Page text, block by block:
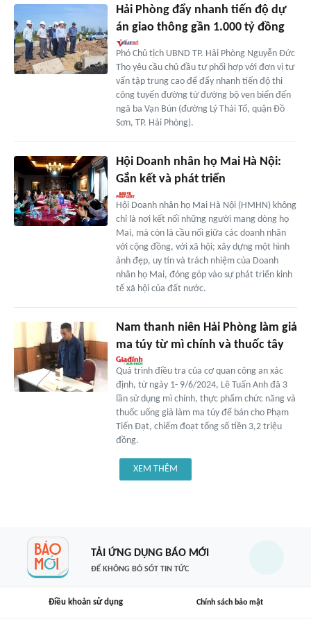
Hải Phòng đẩy nhanh tiến độ dự
án giao thông gần 1.000 tỷ đồng
Phó Chủ tịch UBND TP. Hải Phòng Nguyễn Đức
Thọ yêu cầu chủ đầu tư phối hợp với đơn vị tư
vấn tập trung cao để đẩy nhanh tiến độ thi
công tuyến đường từ đường bộ ven biển đến
ngã ba Vạn Bún (đường Lý Thái Tổ, quận Đồ
Sơn, TP. Hải Phòng).
Hội Doanh nhân họ Mai Hà Nội:
Gắn kết và phát triển
Hội Doanh nhân họ Mai Hà Nội (HMHN) không
chỉ là nơi kết nối những người mang dòng họ
Mai, mà còn là cầu nối giữa các doanh nhân
với cộng đồng, với xã hội; xây dựng một hình
ảnh đẹp, uy tín và trách nhiệm của Doanh
nhân họ Mai, đóng góp vào sự phát triển kinh
tế xã hội của đất nước.
Nam thanh niên Hải Phòng làm giả
ma túy từ mì chính và thuốc tây
Quá trình điều tra của cơ quan công an xác
định, từ ngày 1- 9/6/2024, Lê Tuấn Anh đã 3
lần sử dụng mì chính, thực phẩm chức năng và
thuốc uống giả làm ma túy để bán cho Phạm
Tiến Đạt, chiếm đoạt tổng số tiền 3,2 triệu
đồng.
XEM THÊM
TẢI ỨNG DỤNG BÁO MỚI
ĐỂ KHÔNG BỎ SÓT TIN TỨC
Điều khoản sử dụng Chính sách bảo mật